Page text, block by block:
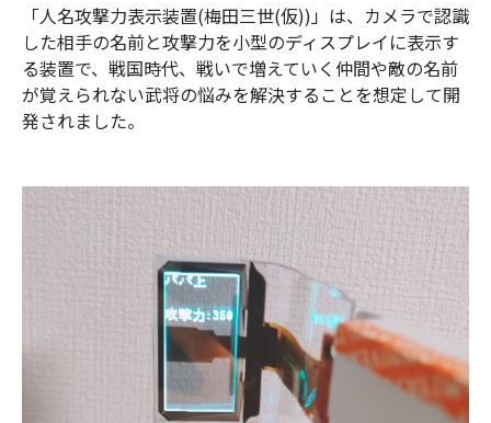
「人名攻撃力表示装置(梅田三世(仮))」は、カメラで認識
した相手の名前と攻撃力を小型のディスプレイに表示す
る装置で、戦国時代、戦いで増えていく仲間や敵の名前
が覚えられない武将の悩みを解決することを想定して開
発されました。